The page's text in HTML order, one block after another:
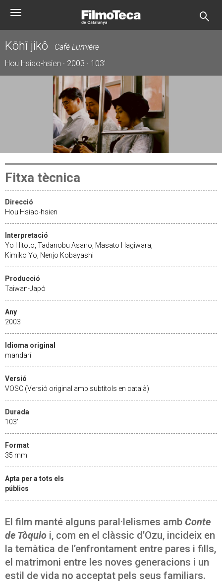
Toggle
Kôhî jikô
Cafè Lumière
Hou Hsiao-hsien · 2003 · 103'
Fitxa tècnica
Direcció
Hou Hsiao-hsien
Interpretació
Yo Hitoto, Tadanobu Asano, Masato Hagiwara,
Kimiko Yo, Nenjo Kobayashi
Producció
Taiwan-Japó
Any
2003
Idioma original
mandarí
Versió
VOSC (Versió original amb subtítols en català)
Durada
103'
Format
35 mm
Apta per a tots els
públics
El film manté alguns paral·lelismes amb Conte
de Tòquio i, com en el clàssic d’Ozu, incideix en
la temàtica de l’enfrontament entre pares i fills,
el matrimoni entre les noves generacions i un
estil de vida no acceptat pels seus familiars.